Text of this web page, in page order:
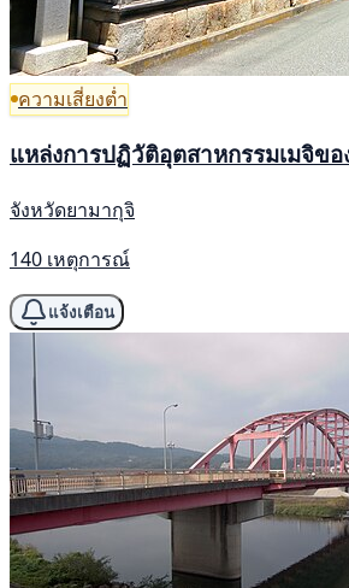
ความเสี่ยงต่ำ
แหล่งการปฏิวัติอุตสาหกรรมเมจิข
จังหวัดยามากุจิ
140 เหตุการณ์
แจ้งเตือน